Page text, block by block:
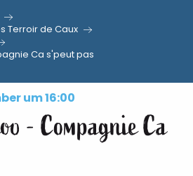
Terroir de Caux
Ca s'peut pas
um 16:00
- Compagnie Ca